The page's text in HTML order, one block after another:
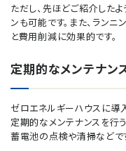
ただし、先ほどご紹介した
ンも可能です。また、ラン
と費用削減に効果的です。
定期的なメンテナン
ゼロエネルギーハウスに導
定期的なメンテナンスを行
蓄電池の点検や清掃などで